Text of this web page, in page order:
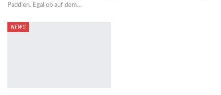
Paddlen. Egal ob auf dem…
NEWS